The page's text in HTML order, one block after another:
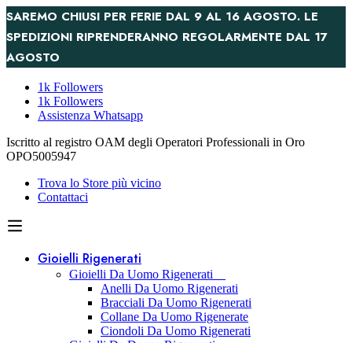
SAREMO CHIUSI PER FERIE DAL 9 AL 16 AGOSTO. LE
SPEDIZIONI RIPRENDERANNO REGOLARMENTE DAL 17
AGOSTO
1k Followers
1k Followers
Assistenza Whatsapp
Iscritto al registro OAM degli Operatori Professionali in Oro
OPO5005947
Trova lo Store più vicino
Contattaci
Gioielli Rigenerati
Gioielli Da Uomo Rigenerati
Anelli Da Uomo Rigenerati
Bracciali Da Uomo Rigenerati
Collane Da Uomo Rigenerate
Ciondoli Da Uomo Rigenerati